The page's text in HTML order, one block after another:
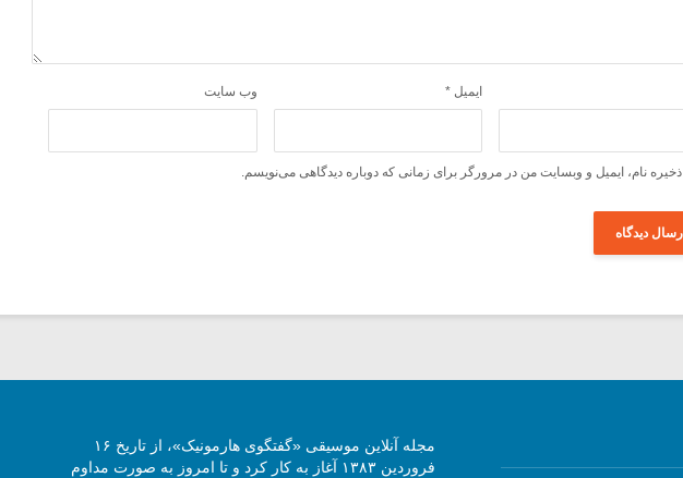
ایمیل * وب‌ سایت
ذخیره نام، ایمیل و وبسایت من در مرورگر برای زمانی که دوباره دیدگاهی می‌نویسم.
مجله آنلاین موسیقی «گفتگوی هارمونیک»، از تاریخ ۱۶
فروردین ۱۳۸۳ آغاز به کار کرد و تا امروز به صورت مداوم